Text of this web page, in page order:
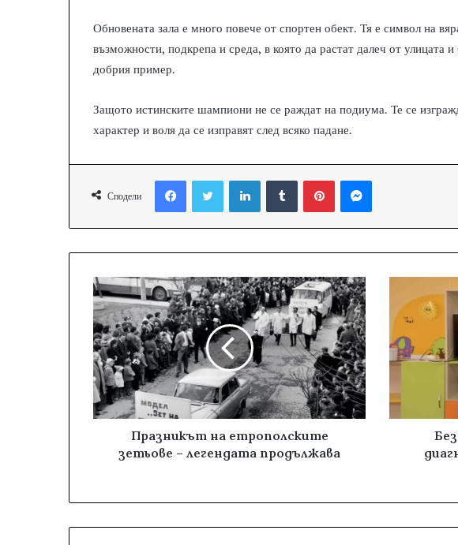
Обновената зала е много повече от спортен обект. Тя е символ на
възможности, подкрепа и среда, в която да растат далеч от улицата
добрия пример.
Защото истинските шампиони не се раждат на подиума. Те се
характер и воля да се изправят след всяко падане.
Сподели
Facebook LinkedIn
Празникът на етрополските
зетьове – легендата продължава